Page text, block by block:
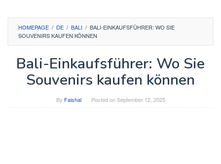
HOMEPAGE / DE / BALI / BALI-EINKAUFSFÜHRER: WO SIE
SOUVENIRS KAUFEN KÖNNEN
Bali-Einkaufsführer: Wo Sie
Souvenirs kaufen können
By Faishal Posted onSeptember 12, 2025